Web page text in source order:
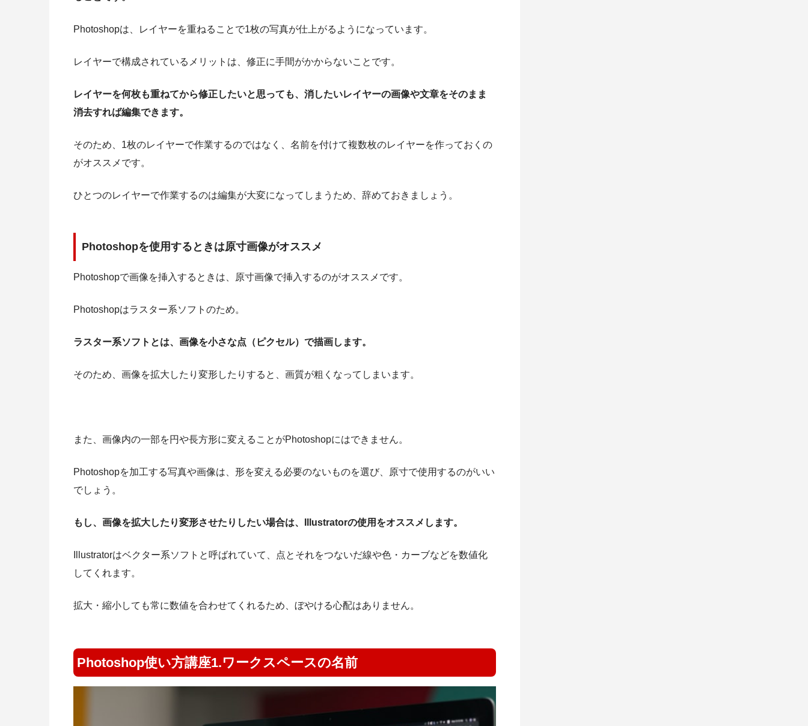
Photoshopは、レイヤーを重ねることで1枚の写真が仕上がるようになっています。
レイヤーで構成されているメリットは、修正に手間がかからないことです。
レイヤーを何枚も重ねてから修正したいと思っても、消したいレイヤーの画像や文章をそのまま
消去すれば編集できます。
そのため、1枚のレイヤーで作業するのではなく、名前を付けて複数枚のレイヤーを作っておくの
がオススメです。
ひとつのレイヤーで作業するのは編集が大変になってしまうため、辞めておきましょう。
Photoshopを使用するときは原寸画像がオススメ
Photoshopで画像を挿入するときは、原寸画像で挿入するのがオススメです。
Photoshopはラスター系ソフトのため。
ラスター系ソフトとは、画像を小さな点（ピクセル）で描画します。
そのため、画像を拡大したり変形したりすると、画質が粗くなってしまいます。
また、画像内の一部を円や長方形に変えることがPhotoshopにはできません。
Photoshopを加工する写真や画像は、形を変える必要のないものを選び、原寸で使用するのがいい
でしょう。
もし、画像を拡大したり変形させたりしたい場合は、Illustratorの使用をオススメします。
Illustratorはベクター系ソフトと呼ばれていて、点とそれをつないだ線や色・カーブなどを数値化
してくれます。
拡大・縮小しても常に数値を合わせてくれるため、ぼやける心配はありません。
Photoshop使い方講座1.ワークスペースの名前